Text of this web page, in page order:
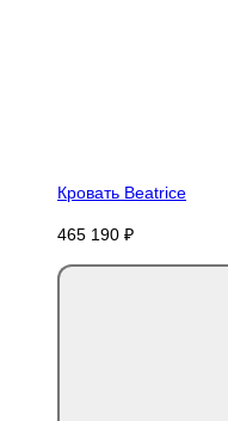
Кровать Beatrice
465 190 ₽